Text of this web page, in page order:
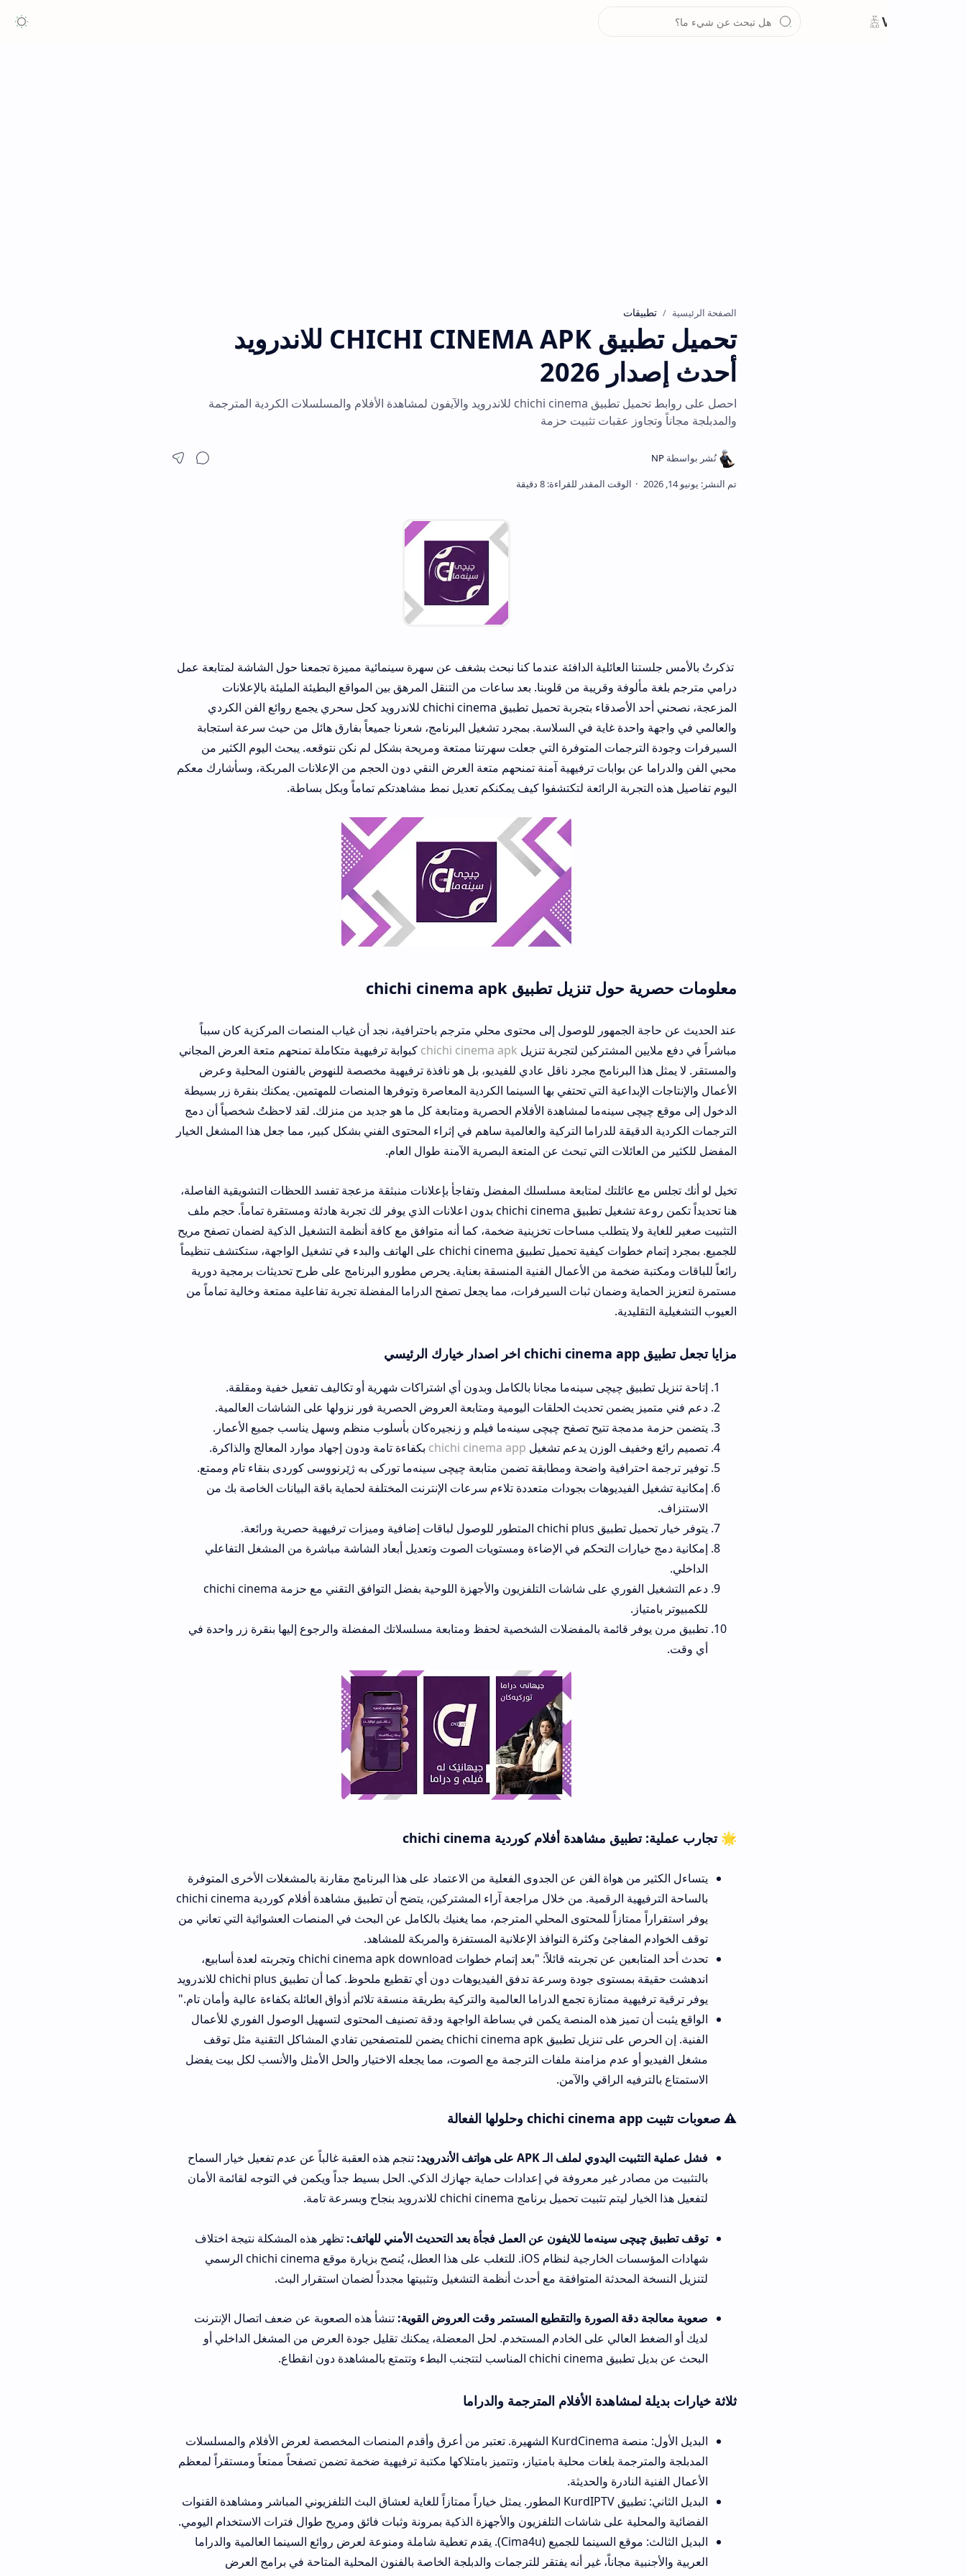
تطبيقات
تحميل تطبيق CHICHI CINEMA APK للاندرويد
أحدث إصدار 2026
احصل على روابط تحميل تطبيق chichi cinema للاندرويد والآيفون لمشاهدة الأفلام والمسلسلات الكردية المترجمة
والمدبلجة مجاناً وتجاوز عقبات تثبيت حزمة
تذكرتُ بالأمس جلستنا العائلية الدافئة عندما كنا نبحث بشغف عن سهرة سينمائية مميزة تجمعنا حول الشاشة لمتابعة عمل
درامي مترجم بلغة مألوفة وقريبة من قلوبنا. بعد ساعات من التنقل المرهق بين المواقع البطيئة المليئة بالإعلانات
المزعجة، نصحني أحد الأصدقاء بتجربة تحميل تطبيق chichi cinema للاندرويد كحل سحري يجمع روائع الفن الكردي
والعالمي في واجهة واحدة غاية في السلاسة. بمجرد تشغيل البرنامج، شعرنا جميعاً بفارق هائل من حيث سرعة استجابة
السيرفرات وجودة الترجمات المتوفرة التي جعلت سهرتنا ممتعة ومريحة بشكل لم نكن نتوقعه. يبحث اليوم الكثير من
محبي الفن والدراما عن بوابات ترفيهية آمنة تمنحهم متعة العرض النقي دون الحجم من الإعلانات المربكة، وسأشارك معكم
اليوم تفاصيل هذه التجربة الرائعة لتكتشفوا كيف يمكنكم تعديل نمط مشاهدتكم تماماً وبكل بساطة.
معلومات حصرية حول تنزيل تطبيق chichi cinema apk
عند الحديث عن حاجة الجمهور للوصول إلى محتوى محلي مترجم باحترافية، نجد أن غياب المنصات المركزية كان سبباً
مباشراً في دفع ملايين المشتركين لتجربة تنزيلchichi cinema apkكبوابة ترفيهية متكاملة تمنحهم متعة العرض المجاني
والمستقر. لا يمثل هذا البرنامج مجرد ناقل عادي للفيديو، بل هو نافذة ترفيهية مخصصة للنهوض بالفنون المحلية وعرض
الأعمال والإنتاجات الإبداعية التي تحتفي بها السينما الكردية المعاصرة وتوفرها المنصات للمهتمين. يمكنك بنقرة زر بسيطة
الدخول إلى موقع چیچی سینەما لمشاهدة الأفلام الحصرية ومتابعة كل ما هو جديد من منزلك. لقد لاحظتُ شخصياً أن دمج
الترجمات الكردية الدقيقة للدراما التركية والعالمية ساهم في إثراء المحتوى الفني بشكل كبير، مما جعل هذا المشغل الخيار
المفضل للكثير من العائلات التي تبحث عن المتعة البصرية الآمنة طوال العام.
تخيل لو أنك تجلس مع عائلتك لمتابعة مسلسلك المفضل وتفاجأ بإعلانات منبثقة مزعجة تفسد اللحظات التشويقية الفاصلة،
هنا تحديداً تكمن روعة تشغيل تطبيق chichi cinema بدون اعلانات الذي يوفر لك تجربة هادئة ومستقرة تماماً. حجم ملف
التثبيت صغير للغاية ولا يتطلب مساحات تخزينية ضخمة، كما أنه متوافق مع كافة أنظمة التشغيل الذكية لضمان تصفح مريح
للجميع. بمجرد إتمام خطوات كيفية تحميل تطبيق chichi cinema على الهاتف والبدء في تشغيل الواجهة، ستكتشف تنظيماً
رائعاً للباقات ومكتبة ضخمة من الأعمال الفنية المنسقة بعناية. يحرص مطورو البرنامج على طرح تحديثات برمجية دورية
مستمرة لتعزيز الحماية وضمان ثبات السيرفرات، مما يجعل تصفح الدراما المفضلة تجربة تفاعلية ممتعة وخالية تماماً من
العيوب التشغيلية التقليدية.
مزايا تجعل تطبيق chichi cinema app اخر اصدار خيارك الرئيسي
إتاحة تنزيل تطبيق چیچی سینەما مجانا بالكامل وبدون أي اشتراكات شهرية أو تكاليف تفعيل خفية ومقلقة.
دعم فني متميز يضمن تحديث الحلقات اليومية ومتابعة العروض الحصرية فور نزولها على الشاشات العالمية.
يتضمن حزمة مدمجة تتيح تصفح چیچی سینەما فیلم و زنجیرەکان بأسلوب منظم وسهل يناسب جميع الأعمار.
تصميم رائع وخفيف الوزن يدعم تشغيلchichi cinema appبكفاءة تامة ودون إجهاد موارد المعالج والذاكرة.
توفير ترجمة احترافية واضحة ومطابقة تضمن متابعة چیچی سينەما توركی بە ژێرنووسی كوردی بنقاء تام وممتع.
إمكانية تشغيل الفيديوهات بجودات متعددة تلاءم سرعات الإنترنت المختلفة لحماية باقة البيانات الخاصة بك من
يتوفر خيار تحميل تطبيق chichi plus المتطور للوصول لباقات إضافية وميزات ترفيهية حصرية ورائعة.
إمكانية دمج خيارات التحكم في الإضاءة ومستويات الصوت وتعديل أبعاد الشاشة مباشرة من المشغل التفاعلي
دعم التشغيل الفوري على شاشات التلفزيون والأجهزة اللوحية بفضل التوافق التقني مع حزمة chichi cinema
تطبيق مرن يوفر قائمة بالمفضلات الشخصية لحفظ ومتابعة مسلسلاتك المفضلة والرجوع إليها بنقرة زر واحدة في
🌟 تجارب عملية: تطبيق مشاهدة أفلام كوردية chichi cinema
يتساءل الكثير من هواة الفن عن الجدوى الفعلية من الاعتماد على هذا البرنامج مقارنة بالمشغلات الأخرى المتوفرة
بالساحة الترفيهية الرقمية. من خلال مراجعة آراء المشتركين، يتضح أن تطبيق مشاهدة أفلام كوردية chichi cinema
يوفر استقراراً ممتازاً للمحتوى المحلي المترجم، مما يغنيك بالكامل عن البحث في المنصات العشوائية التي تعاني من
توقف الخوادم المفاجئ وكثرة النوافذ الإعلانية المستفزة والمربكة للمشاهد.
تحدث أحد المتابعين عن تجربته قائلاً: "بعد إتمام خطوات chichi cinema apk download وتجربته لعدة أسابيع،
اندهشت حقيقة بمستوى جودة وسرعة تدفق الفيديوهات دون أي تقطيع ملحوظ. كما أن تطبيق chichi plus للاندرويد
يوفر ترقية ترفيهية ممتازة تجمع الدراما العالمية والتركية بطريقة منسقة تلائم أذواق العائلة بكفاءة عالية وأمان تام."
الواقع يثبت أن تميز هذه المنصة يكمن في بساطة الواجهة ودقة تصنيف المحتوى لتسهيل الوصول الفوري للأعمال
الفنية. إن الحرص على تنزيل تطبيق chichi cinema apk يضمن للمتصفحين تفادي المشاكل التقنية مثل توقف
مشغل الفيديو أو عدم مزامنة ملفات الترجمة مع الصوت، مما يجعله الاختيار والحل الأمثل والأنسب لكل بيت يفضل
الاستمتاع بالترفيه الراقي والآمن.
⚠️ صعوبات تثبيت chichi cinema app وحلولها الفعالة
فشل عملية التثبيت اليدوي لملف الـ APK على هواتف الأندرويد:
تنجم هذه العقبة غالباً عن عدم تفعيل خيار السماح
بالتثبيت من مصادر غير معروفة في إعدادات حماية جهازك الذكي. الحل بسيط جداً ويكمن في التوجه لقائمة الأمان
لتفعيل هذا الخيار ليتم تثبيت تحميل برنامج chichi cinema للاندرويد بنجاح وبسرعة تامة.
توقف تطبيق چیچی سینەما للايفون عن العمل فجأة بعد التحديث الأمني للهاتف:تظهر هذه المشكلة نتيجة اختلاف
شهادات المؤسسات الخارجية لنظام iOS. للتغلب على هذا العطل، يُنصح بزيارة موقع chichi cinema الرسمي
لتنزيل النسخة المحدثة المتوافقة مع أحدث أنظمة التشغيل وتثبيتها مجدداً لضمان استقرار البث.
صعوبة معالجة دقة الصورة والتقطيع المستمر وقت العروض القوية:تنشأ هذه الصعوبة عن ضعف اتصال الإنترنت
لديك أو الضغط العالي على الخادم المستخدم. لحل المعضلة، يمكنك تقليل جودة العرض من المشغل الداخلي أو
البحث عن بديل تطبيق chichi cinema المناسب لتتجنب البطء وتتمتع بالمشاهدة دون انقطاع.
ثلاثة خيارات بديلة لمشاهدة الأفلام المترجمة والدراما
البديل الأول: منصة KurdCinema الشهيرة. تعتبر من أعرق وأقدم المنصات المخصصة لعرض الأفلام والمسلسلات
المدبلجة والمترجمة بلغات محلية بامتياز، وتتميز بامتلاكها مكتبة ترفيهية ضخمة تضمن تصفحاً ممتعاً ومستقراً لمعظم
الأعمال الفنية النادرة والحديثة.
البديل الثاني: تطبيق KurdIPTV المطور. يمثل خياراً ممتازاً للغاية لعشاق البث التلفزيوني المباشر ومشاهدة القنوات
الفضائية والمحلية على شاشات التلفزيون والأجهزة الذكية بمرونة وثبات فائق ومريح طوال فترات الاستخدام اليومي.
البديل الثالث: موقع السينما للجميع (Cima4u). يقدم تغطية شاملة ومنوعة لعرض روائع السينما العالمية والدراما
العربية والأجنبية مجاناً، غير أنه يفتقر للترجمات والدبلجة الخاصة بالفنون المحلية المتاحة في برامج العرض